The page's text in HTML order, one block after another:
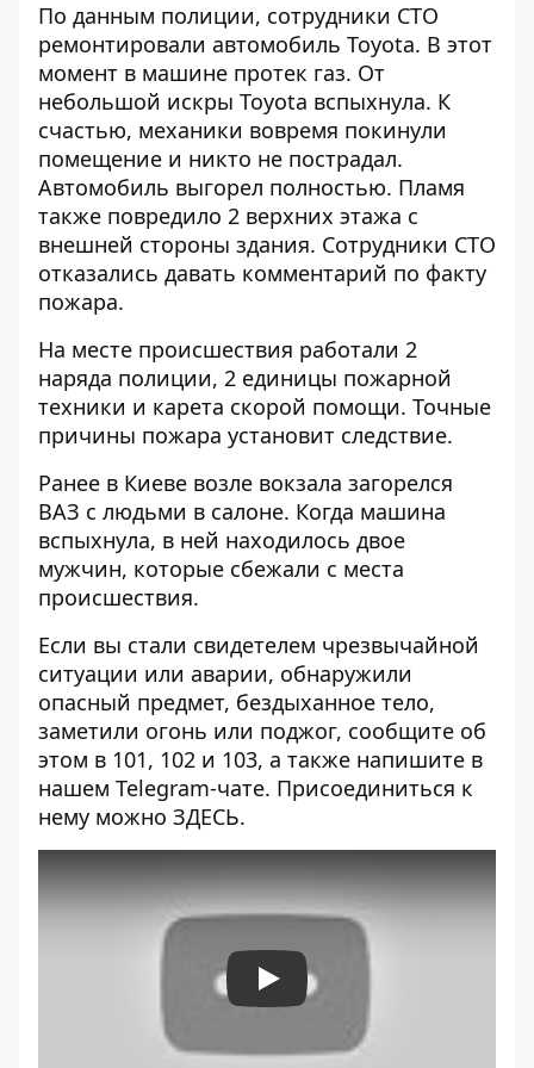
По данным полиции, сотрудники СТО
ремонтировали автомобиль Toyota. В этот
момент в машине протек газ. От
небольшой искры Toyota вспыхнула. К
счастью, механики вовремя покинули
помещение и никто не пострадал.
Автомобиль выгорел полностью. Пламя
также повредило 2 верхних этажа с
внешней стороны здания. Сотрудники СТО
отказались давать комментарий по факту
пожара.
На месте происшествия работали 2
наряда полиции, 2 единицы пожарной
техники и карета скорой помощи. Точные
причины пожара установит следствие.
Ранее в Киеве возле вокзала загорелся
ВАЗ с людьми в салоне. Когда машина
вспыхнула, в ней находилось двое
мужчин, которые сбежали с места
происшествия.
Если вы стали свидетелем чрезвычайной
ситуации или аварии, обнаружили
опасный предмет, бездыханное тело,
заметили огонь или поджог, сообщите об
этом в 101, 102 и 103, а также напишите в
нашем Telegram-чате. Присоединиться к
нему можно ЗДЕСЬ.
Play